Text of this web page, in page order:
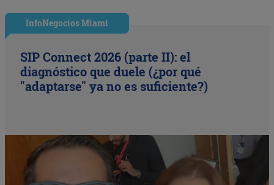
InfoNegocios Miami
SIP Connect 2026 (parte II): el
diagnóstico que duele (¿por qué
"adaptarse" ya no es suficiente?)